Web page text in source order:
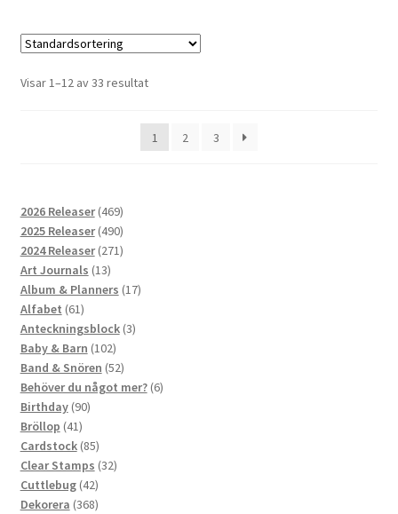
Visar 1–12 av 33 resultat
1 2 3
2026 Releaser 469469
produkter
2025 Releaser 490490
produkter
2024 Releaser 271271
Art Journals 1313
produkter
Album & Planners 1717
Alfabet 6161
produkter
Anteckningsblock 33
Baby & Barn 102102
produkter
Band & Snören 5252
produkter
Behöver du något mer? 66
Birthday 9090
Bröllop 4141
produkter
Cardstock 8585
produkter
Clear Stamps 3232
Cuttlebug 4242
produkter
Dekorera 368368